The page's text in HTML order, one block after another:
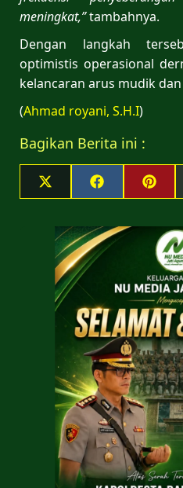
meningkat,”tambahnya.
Dengan langkah
optimistis operasional
kelancaran arus mudik
(Ahmad royani, S.H.I)
Bagikan Berita ini :